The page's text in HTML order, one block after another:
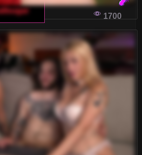
włoskim czacie dla dorosłych?
was przewodnik, który
możliwości, jakie
NA WŁOSKICH
czatach dla dorosłych
1700